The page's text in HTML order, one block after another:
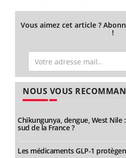
Vous aimez cet article ?
!
NOUS VOUS
Chikungunya, dengue, West Nile
sud de la France ?
Les médicaments GLP-1